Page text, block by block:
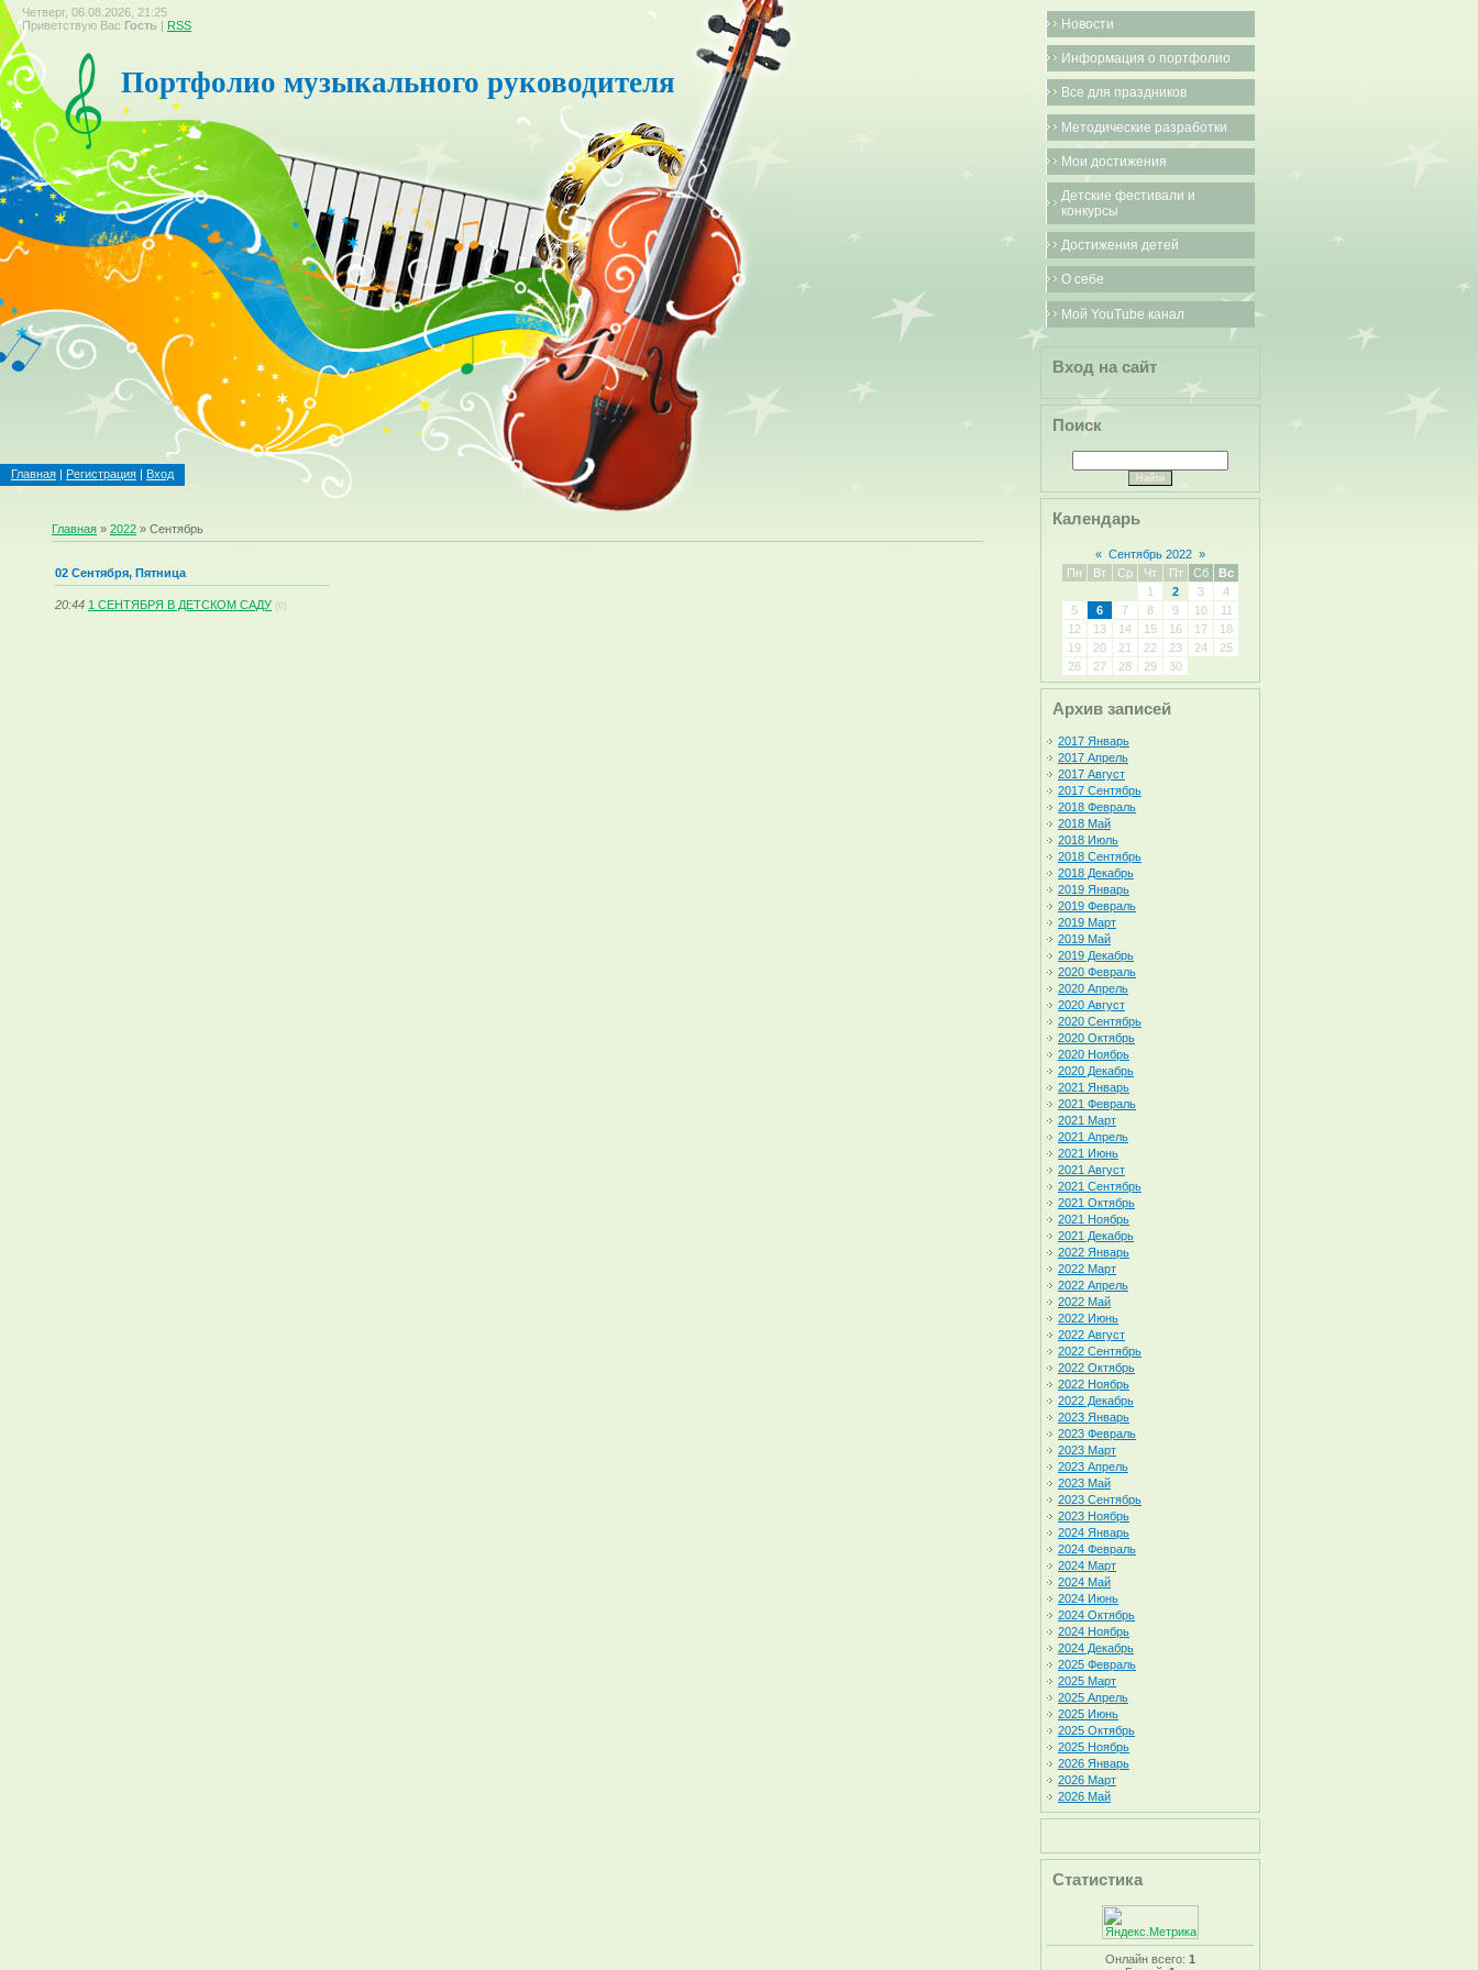
Четверг, 06.08.2026, 21:25
Приветствую Вас Гость | RSS
Портфолио музыкального руководителя
Главная | Регистрация | Вход
Главная »2022 » Сентябрь
02 Сентября, Пятница
20:44 1 СЕНТЯБРЯ В ДЕТСКОМ САДУ (0)
Новости
Информация о портфолио
Все для праздников
Методические разработки
Мои достижения
Детские фестивали и
конкурсы
Достижения детей
О себе
Мой YouTube канал
Вход на сайт
Поиск
Календарь
« Сентябрь 2022 »
Пн
Вт Ср Чт Пт Сб
Вс
1
2 3
4
5
6 7 8 9 10
11
12
13 14 15 16 17
18
19
20 21 22 23 24
25
26
27 28 29 30
Архив записей
2017 Январь
2017 Апрель
2017 Август
2017 Сентябрь
2018 Февраль
2018 Май
2018 Июль
2018 Сентябрь
2018 Декабрь
2019 Январь
2019 Февраль
2019 Март
2019 Май
2019 Декабрь
2020 Февраль
2020 Апрель
2020 Август
2020 Сентябрь
2020 Октябрь
2020 Ноябрь
2020 Декабрь
2021 Январь
2021 Февраль
2021 Март
2021 Апрель
2021 Июнь
2021 Август
2021 Сентябрь
2021 Октябрь
2021 Ноябрь
2021 Декабрь
2022 Январь
2022 Март
2022 Апрель
2022 Май
2022 Июнь
2022 Август
2022 Сентябрь
2022 Октябрь
2022 Ноябрь
2022 Декабрь
2023 Январь
2023 Февраль
2023 Март
2023 Апрель
2023 Май
2023 Сентябрь
2023 Ноябрь
2024 Январь
2024 Февраль
2024 Март
2024 Май
2024 Июнь
2024 Октябрь
2024 Ноябрь
2024 Декабрь
2025 Февраль
2025 Март
2025 Апрель
2025 Июнь
2025 Октябрь
2025 Ноябрь
2026 Январь
2026 Март
2026 Май
Статистика
Онлайн всего: 1